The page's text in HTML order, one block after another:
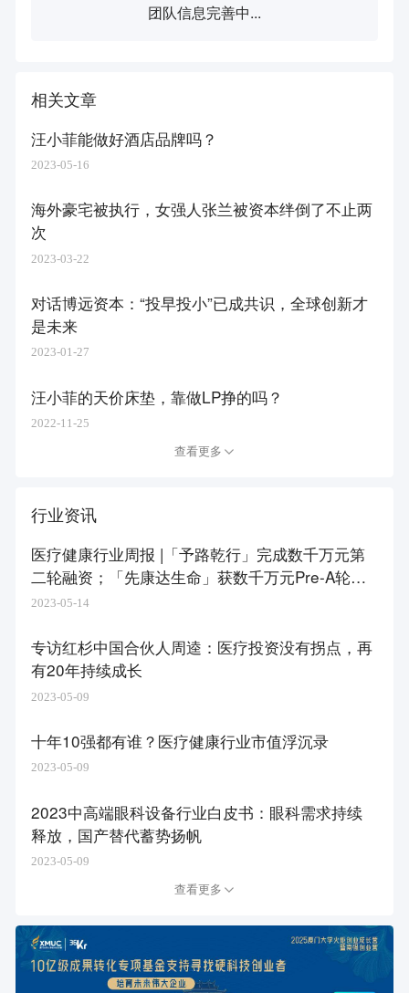
团队信息完善中...
相关文章
汪小菲能做好酒店品牌吗？
2023-05-16
海外豪宅被执行，女强人张兰被资本绊倒了不止两
次
2023-03-22
对话博远资本：“投早投小”已成共识，全球创新才
是未来
2023-01-27
汪小菲的天价床垫，靠做LP挣的吗？
2022-11-25
查看更多
行业资讯
医疗健康行业周报 |「予路乾行」完成数千万元第
二轮融资；「先康达生命」获数千万元Pre-A轮融
资
2023-05-14
专访红杉中国合伙人周逵：医疗投资没有拐点，再
有20年持续成长
2023-05-09
十年10强都有谁？医疗健康行业市值浮沉录
2023-05-09
2023中高端眼科设备行业白皮书：眼科需求持续
释放，国产替代蓄势扬帆
2023-05-09
查看更多